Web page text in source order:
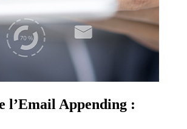
l’Email Appending :